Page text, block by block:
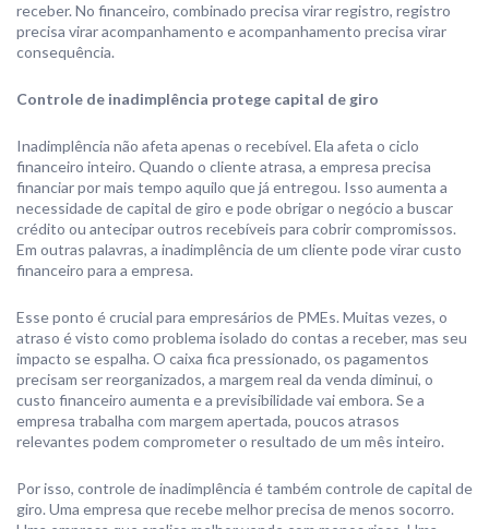
receber. No financeiro, combinado precisa virar registro, registro
precisa virar acompanhamento e acompanhamento precisa virar
consequência.
Controle de inadimplência protege capital de giro
Inadimplência não afeta apenas o recebível. Ela afeta o ciclo
financeiro inteiro. Quando o cliente atrasa, a empresa precisa
financiar por mais tempo aquilo que já entregou. Isso aumenta a
necessidade de capital de giro e pode obrigar o negócio a buscar
crédito ou antecipar outros recebíveis para cobrir compromissos.
Em outras palavras, a inadimplência de um cliente pode virar custo
financeiro para a empresa.
Esse ponto é crucial para empresários de PMEs. Muitas vezes, o
atraso é visto como problema isolado do contas a receber, mas seu
impacto se espalha. O caixa fica pressionado, os pagamentos
precisam ser reorganizados, a margem real da venda diminui, o
custo financeiro aumenta e a previsibilidade vai embora. Se a
empresa trabalha com margem apertada, poucos atrasos
relevantes podem comprometer o resultado de um mês inteiro.
Por isso, controle de inadimplência é também controle de capital de
giro. Uma empresa que recebe melhor precisa de menos socorro.